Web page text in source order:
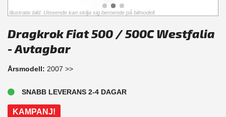
Illustrativ bild. Utseende kan skilja sig beroende på bilmodell.
Dragkrok Fiat 500 / 500C Westfalia
- Avtagbar
Årsmodell: 2007 >>
SNABB LEVERANS 2-4 DAGAR
KAMPANJ!